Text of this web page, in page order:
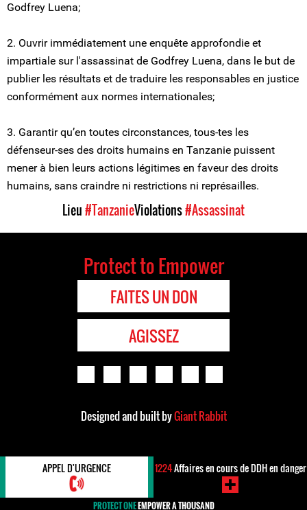
Godfrey Luena;
2. Ouvrir immédiatement une enquête approfondie et
impartiale sur l'assassinat de Godfrey Luena, dans le but de
publier les résultats et de traduire les responsables en justice
conformément aux normes internationales;
3. Garantir qu’en toutes circonstances, tous-tes les
défenseur-ses des droits humains en Tanzanie puissent
mener à bien leurs actions légitimes en faveur des droits
humains, sans craindre ni restrictions ni représailles.
Lieu#TanzanieViolations#Assassinat
Protect to Empower
FAITES UN DON
AGISSEZ
Designed and built byGiant Rabbit
APPEL D'URGENCE 1224Affaires en cours de DDH en danger
PROTECT ONEEMPOWER A THOUSAND